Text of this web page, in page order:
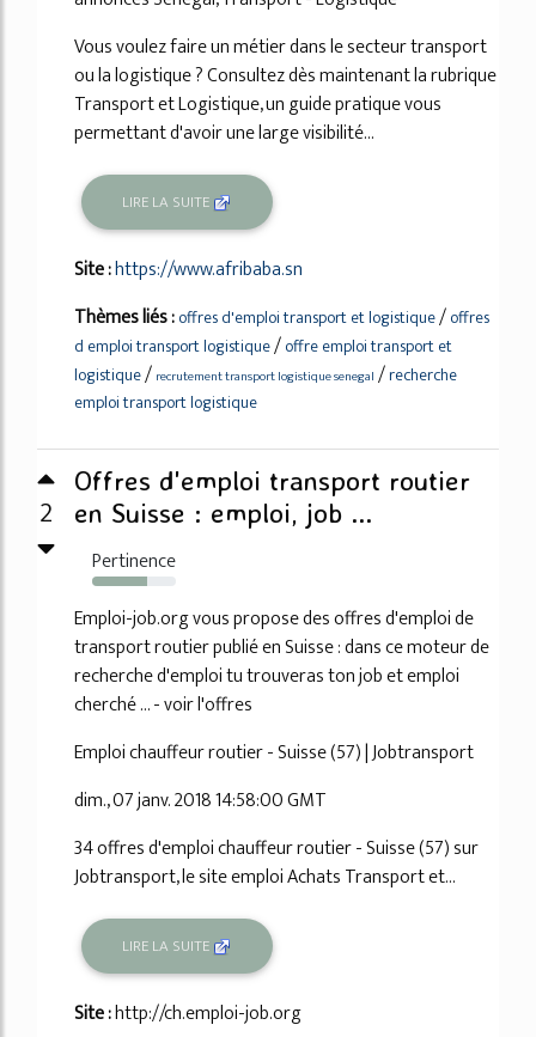
Vous voulez faire un métier dans le secteur transport
ou la logistique ? Consultez dès maintenant la rubrique
Transport et Logistique, un guide pratique vous
permettant d'avoir une large visibilité...
LIRE LA SUITE
Site :https://www.afribaba.sn
Thèmes liés :offres d'emploi transport et logistique/offres
d emploi transport logistique/offre emploi transport et
logistique/ recrutement transport logistique senegal /recherche
emploi transport logistique
2
Offres d'emploi transport routier
en Suisse : emploi, job ...
Pertinence
66%
Emploi-job.org vous propose des offres d'emploi de
transport routier publié en Suisse : dans ce moteur de
recherche d'emploi tu trouveras ton job et emploi
cherché ... - voir l'offres
Emploi chauffeur routier - Suisse (57) | Jobtransport
dim., 07 janv. 2018 14:58:00 GMT
34 offres d'emploi chauffeur routier - Suisse (57) sur
Jobtransport, le site emploi Achats Transport et...
LIRE LA SUITE
Site :http://ch.emploi-job.org